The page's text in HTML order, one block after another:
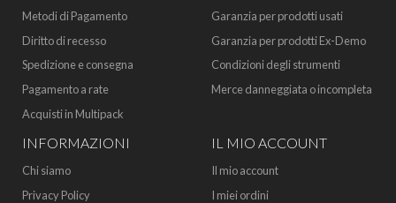
Metodi di Pagamento
Diritto di recesso
Spedizione e consegna
Pagamento a rate
Acquisti in Multipack
Garanzia per prodotti usati
Garanzia per prodotti Ex-Demo
Condizioni degli strumenti
Merce danneggiata o incompleta
INFORMAZIONI
Chi siamo
Privacy Policy
IL MIO ACCOUNT
Il mio account
I miei ordini